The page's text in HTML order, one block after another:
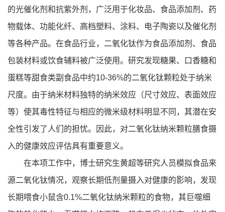
的光催化剂和抗紫外剂，广泛用于化妆品、食品添加剂、药
物载体、功能化纤、高档塑料、涂料、电子陶瓷以及催化剂
等各种产品。在食品行业，二氧化钛作为食品添加剂、食品
包装材料或饮食辅料被广泛使用。研究发现糖果、口香糖和
蛋糕等甜食类副食品中约10-36%的二氧化钛颗粒处于纳米
尺度。由于纳米材料独特的纳米效应（尺寸效应、表面效应
等）使其毒性特征与相应的微米级材料明显不同，其潜在安
全性引发了人们的担忧。因此，对二氧化钛纳米颗粒膳食摄
入的健康效应评估具有重要意义。
在本项工作中，博士研究生黄超等研究人员模拟食品来
源二氧化钛情况，观察长期低剂量摄入对健康的影响，发现
长期喂食小鼠含0.1%二氧化钛纳米颗粒的食物，其巨噬细